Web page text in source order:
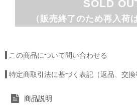
SOLD
（販売終了のため再入荷
この商品について問い合わせる
特定商取引法に基づく表記（返品、交換
商品説明